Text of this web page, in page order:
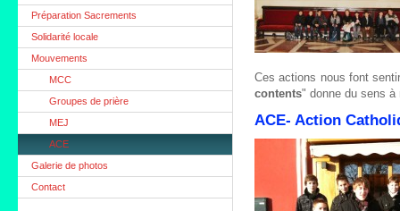
Préparation Sacrements
Solidarité locale
Mouvements
MCC
Groupes de prière
MEJ
ACE
Galerie de photos
Contact
Ces actions nous font
contents" donne du sens à
ACE- Action